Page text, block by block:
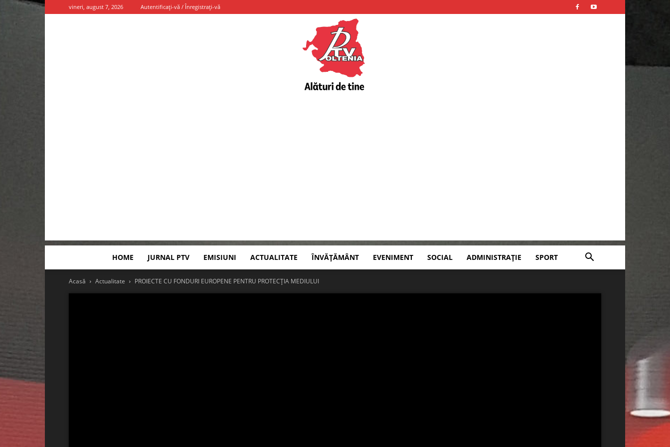
vineri, august 7, 2026 Autentificați-vă / Înregistrați-vă
HOME JURNAL PTV EMISIUNI ACTUALITATE ÎNVĂȚĂMÂNT EVENIMENT SOCIAL ADMINISTRAȚIE SPORT
Acasă Actualitate PROIECTE CU FONDURI EUROPENE PENTRU PROTECȚIA MEDIULUI